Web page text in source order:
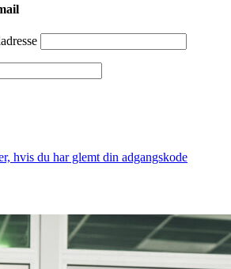
hvis du har glemt din adgangskode